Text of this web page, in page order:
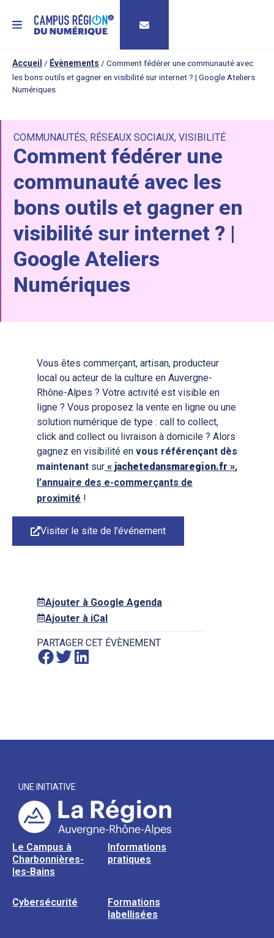
MENU
Accueil / Évènements / Comment fédérer une communauté avec
les bons outils et gagner en visibilité sur internet ? | Google Ateliers
Numériques
COMMUNAUTÉS, RÉSEAUX SOCIAUX, VISIBILITÉ
Comment fédérer une
communauté avec les
bons outils et gagner en
visibilité sur internet ? |
Google Ateliers
Numériques
Vous êtes commerçant, artisan, producteur
local ou acteur de la culture en Auvergne-
Rhône-Alpes ? Votre activité est visible en
ligne ? Vous proposez la vente en ligne ou une
solution numérique de type : call to collect,
click and collect ou livraison à domicile ? Alors
gagnez en visibilité en vous référençant dès
maintenant sur « jachetedansmaregion.fr »,
l’annuaire des e-commerçants de
proximité !
Visiter le site de l'événement
Ajouter à Google Agenda
Ajouter à iCal
PARTAGER CET ÉVÈNEMENT
UNE INITIATIVE
Le Campus à
Charbonnières-
les-Bains
Informations
pratiques
Cybersécurité
Formations
labellisées